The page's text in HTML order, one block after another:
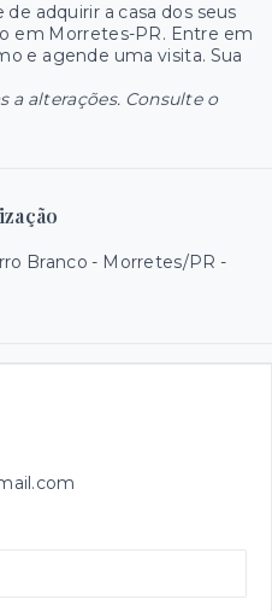
adquirir a casa dos seus
em Morretes-PR. Entre em
e agende uma visita. Sua
a alterações. Consulte o
Branco - Morretes/PR -